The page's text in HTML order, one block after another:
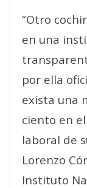
“Otro
en una
por ella
exista una
ciento en
laboral de
Lorenzo
Instituto